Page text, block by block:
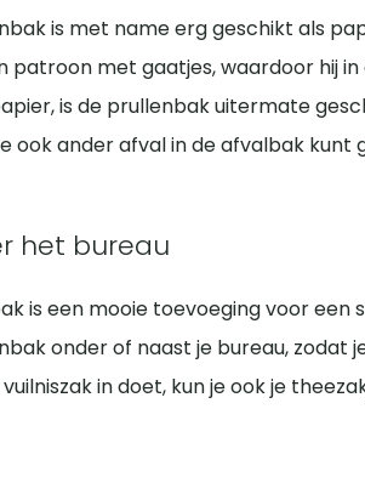
is met name erg geschikt als
patroon met gaatjes, waardoor hij in
is de prullenbak uitermate
ook ander afval in de afvalbak kunt
het bureau
is een mooie toevoeging voor
onder of naast je bureau, zodat
in doet, kun je ook je